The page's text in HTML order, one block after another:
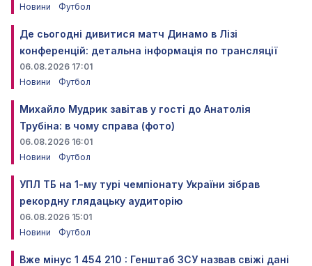
Новини
Футбол
Де сьогодні дивитися матч Динамо в Лізі
конференцій: детальна інформація по трансляції
06.08.2026 17:01
Новини
Футбол
Михайло Мудрик завітав у гості до Анатолія
Трубіна: в чому справа (фото)
06.08.2026 16:01
Новини
Футбол
УПЛ ТБ на 1-му турі чемпіонату України зібрав
рекордну глядацьку аудиторію
06.08.2026 15:01
Новини
Футбол
Вже мінус 1 454 210 : Генштаб ЗСУ назвав свіжі дані